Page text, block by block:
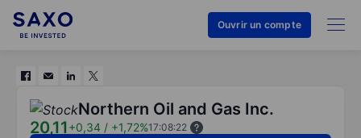
Ouvrir un compte
Northern Oil and Gas Inc.
20,11+0,34 / +1,72%17:08:22